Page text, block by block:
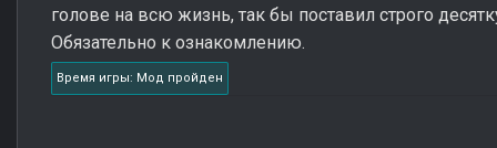
голове на всю жизнь, так бы поставил строго
Обязательно к ознакомлению.
Время игры: Мод пройден